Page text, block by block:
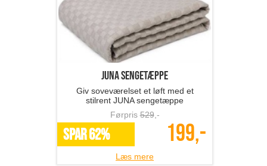
JUNA sengetæppe
Giv soveværelset et løft med et
stilrent JUNA sengetæppe
Førpris529,-
SPAR 62% 199,-
Læs mere